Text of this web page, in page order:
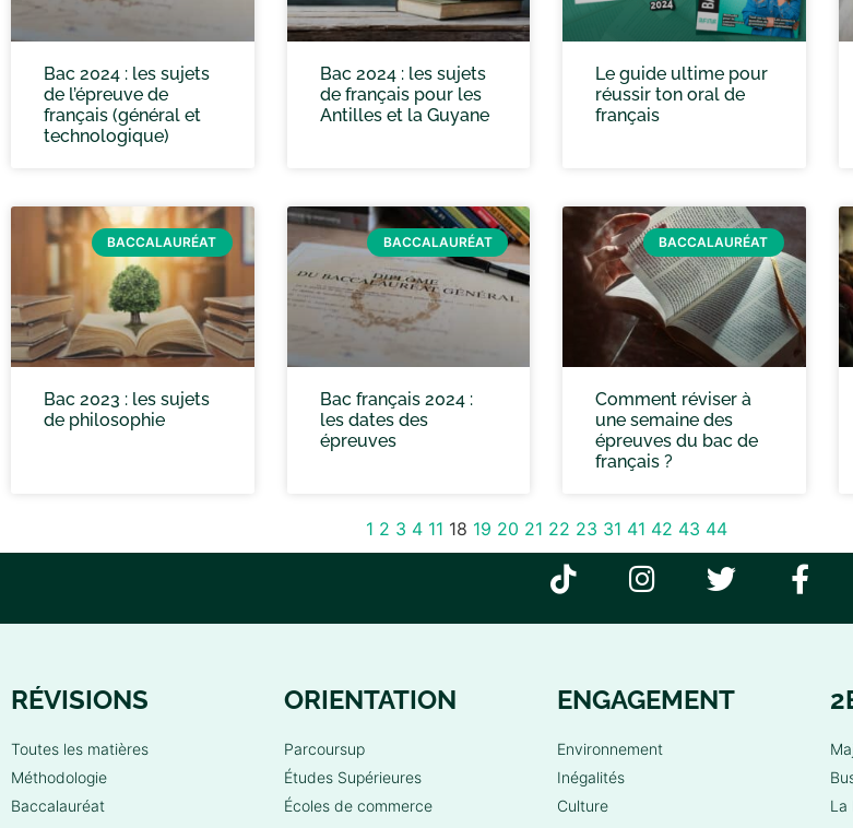
Bac 2024 : les sujets
de l’épreuve de
français (général et
technologique)
Bac 2024 : les sujets
de français pour les
Antilles et la Guyane
Le guide ultime pour
réussir ton oral de
français
BACCALAURÉAT
Bac 2023 : les sujets
de philosophie
BACCALAURÉAT
Bac français 2024 :
les dates des
épreuves
BACCALAURÉAT
Comment réviser à
une semaine des
épreuves du bac de
français ?
1 2 3 4 11 18 19 20 21 22 23 31 41 42 43 44
RÉVISIONS
Toutes les matières
Méthodologie
Baccalauréat
ORIENTATION
Parcoursup
Études Supérieures
Écoles de commerce
ENGAGEMENT
Environnement
Inégalités
Culture
La